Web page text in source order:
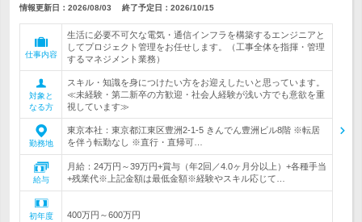
情報更新日：2026/08/03 終了予定日： 2026/10/15
仕事内容
生活に必要不可欠な電気・通信インフラを構築するエンジニアと
してプロジェクト管理をお任せします。（工事全体を指揮・管理
するマネジメント業務）
対象と
なる方
スキル・知識を身につけたい方をお迎えしたいと思っています。
≪未経験・第二新卒の方歓迎・社会人経験が浅い方でも意欲を重
視しています≫
勤務地
東京本社：東京都江東区豊洲2-1-5 きんでん豊洲ビル8階 ※転居
を伴う転勤なし ※直行・直帰可…
給与
月給：24万円～39万円+賞与（年2回／4.0ヶ月分以上）+各種手当
+残業代※上記金額は最低金額※経験やスキル応じて…
初年度
400万円～600万円